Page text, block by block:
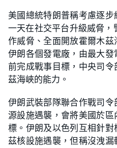
%
美國總統特朗普稱考慮逐
一天在社交平台升級威脅
作威脅、全面開放霍爾木
伊朗各個發電廠，由最大
前完成戰事目標，中央司
茲海峽的能力。
伊朗武裝部隊聯合作戰司
源設施遇襲，會將美國於
標。伊朗及以色列互相針
茲核設施遇襲，但稱沒洩